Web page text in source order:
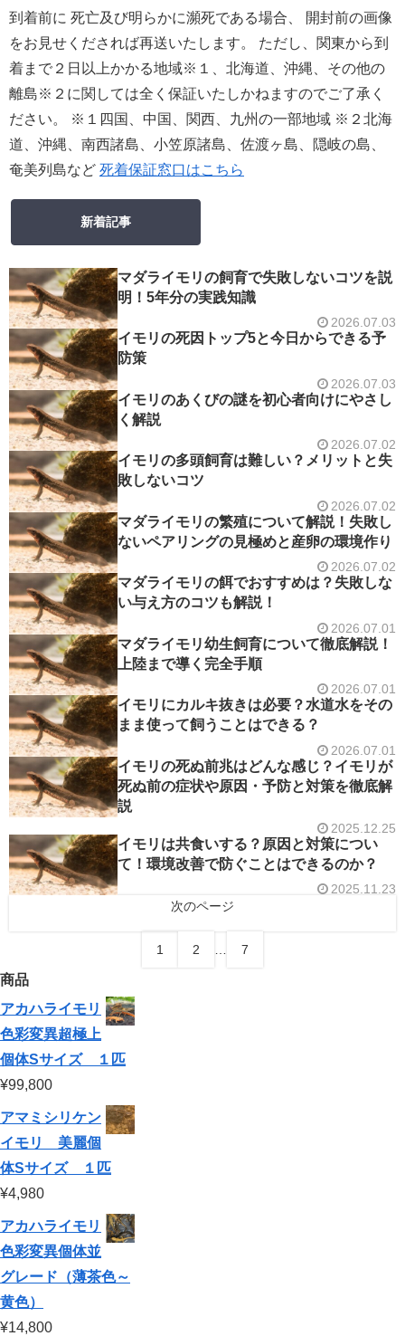
到着前に 死亡及び明らかに瀕死である場合、 開封前の画像
をお見せくだされば再送いたします。 ただし、関東から到
着まで２日以上かかる地域※１、北海道、沖縄、その他の
離島※２に関しては全く保証いたしかねますのでご了承く
ださい。 ※１四国、中国、関西、九州の一部地域 ※２北海
道、沖縄、南西諸島、小笠原諸島、佐渡ヶ島、隠岐の島、
奄美列島など 死着保証窓口はこちら
新着記事
マダライモリの飼育で失敗しないコツを説
明！5年分の実践知識
2026.07.03
イモリの死因トップ5と今日からできる予
防策
2026.07.03
イモリのあくびの謎を初心者向けにやさし
く解説
2026.07.02
イモリの多頭飼育は難しい？メリットと失
敗しないコツ
2026.07.02
マダライモリの繁殖について解説！失敗し
ないペアリングの見極めと産卵の環境作り
2026.07.02
マダライモリの餌でおすすめは？失敗しな
い与え方のコツも解説！
2026.07.01
マダライモリ幼生飼育について徹底解説！
上陸まで導く完全手順
2026.07.01
イモリにカルキ抜きは必要？水道水をその
まま使って飼うことはできる？
2026.07.01
イモリの死ぬ前兆はどんな感じ？イモリが
死ぬ前の症状や原因・予防と対策を徹底解
説
2025.12.25
イモリは共食いする？原因と対策につい
て！環境改善で防ぐことはできるのか？
2025.11.23
次のページ
1 2 7
商品
アカハライモリ
色彩変異超極上
個体Sサイズ １匹
¥99,800
アマミシリケン
イモリ 美麗個
体Sサイズ １匹
¥4,980
アカハライモリ
色彩変異個体並
グレード（薄茶色～
黄色）
¥14,800